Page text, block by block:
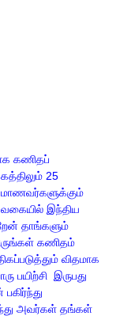
கணிதப்
25
மாணவர்களுக்கும்
வகையில் இந்திய
தாங்களும்
கணிதம்
விதமாக
பயிற்சி இருபது
அவர்கள் தங்கள்